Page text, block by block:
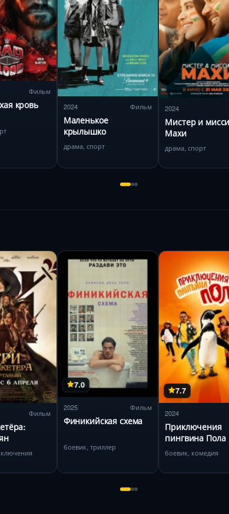
Фильм
кровь 2024 Фильм
Маленькое
крылышко
драма, спорт
2024
Мистер и
Махи
драма, спорт
Фильм
7.0
2025 Фильм
Финикийская схема
боевик, триллер
7.7
2024
Приключения
пингвина Пола
боевик, комедия